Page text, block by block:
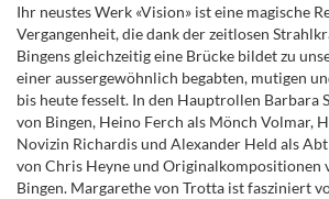
Ihr neustes Werk «Vision» ist eine magische
Vergangenheit, die dank der zeitlosen
Bingens gleichzeitig eine Brücke bildet zu
einer aussergewöhnlich begabten, mutigen
bis heute fesselt. In den Hauptrollen Barbara
von Bingen, Heino Ferch als Mönch Volmar,
Novizin Richardis und Alexander Held als
von Chris Heyne und Originalkompositionen
Bingen. Margarethe von Trotta ist fasziniert